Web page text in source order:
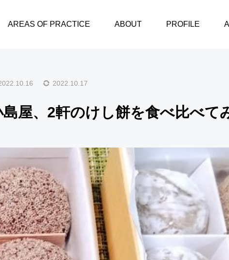
AREAS OF PRACTICE ABOUT PROFILE
本家小嶋と小島屋、2軒のけし餅を食べ比べてみる
2022.10.17
屋、2軒のけし餅を食べ比べて